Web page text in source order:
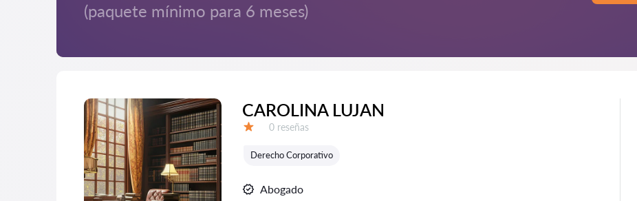
(paquete mínimo para 6 meses)
CAROLINA LUJAN
Número de reseñas:
0 reseñas
Derecho Corporativo
Abogado